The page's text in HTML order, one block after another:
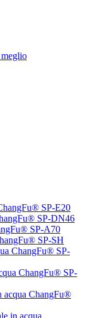
SP-E20
SP-DN46
SP-A70
SP-SH
ChangFu® SP-
ChangFu® SP-
acqua ChangFu®
in acqua